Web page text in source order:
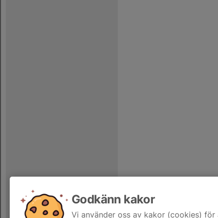
Godkänn kakor
Vi använder oss av kakor (cookies)